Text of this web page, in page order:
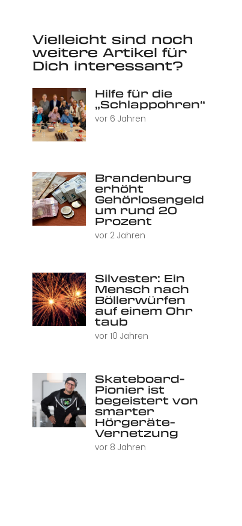
Vielleicht sind noch
weitere Artikel für
Dich interessant?
Hilfe für die
„Schlappohren“
vor 6 Jahren
Brandenburg
erhöht
Gehörlosengeld
um rund 20
Prozent
vor 2 Jahren
Silvester: Ein
Mensch nach
Böllerwürfen
auf einem Ohr
taub
vor 10 Jahren
Skateboard-
Pionier ist
begeistert von
smarter
Hörgeräte-
Vernetzung
vor 8 Jahren